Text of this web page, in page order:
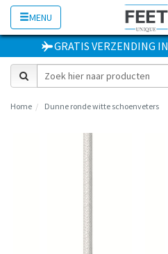
MENU
GRATIS VERZENDING IN
Home Dunne ronde witte schoenveters